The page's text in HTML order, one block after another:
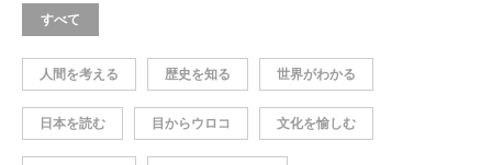
すべて
人間を考える 歴史を知る 世界がわかる
日本を読む 目からウロコ 文化を愉しむ